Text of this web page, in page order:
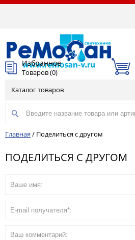
Избранное
Товаров (0)
Каталог товаров
Главная / Поделиться с другом
ПОДЕЛИТЬСЯ С ДРУГОМ